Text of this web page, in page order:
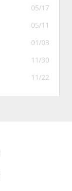
05/17
05/11
01/03
11/30
11/22